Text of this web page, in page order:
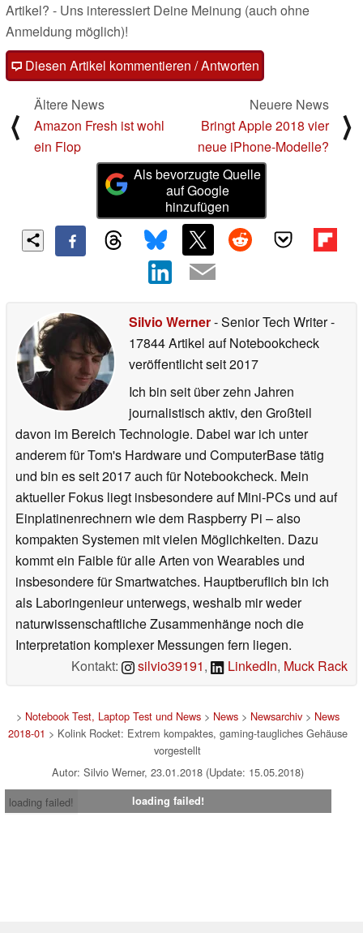
Artikel? - Uns interessiert Deine Meinung (auch ohne
Anmeldung möglich)!
Diesen Artikel kommentieren / Antworten
⟨
Ältere News
Amazon Fresh ist wohl
ein Flop
Neuere News
Bringt Apple 2018 vier
neue iPhone-Modelle?
⟩
Als bevorzugte Quelle
auf Google
hinzufügen
Silvio Werner- Senior Tech Writer-
17844 Artikel auf Notebookcheck
veröffentlichtseit 2017
Ich bin seit über zehn Jahren
journalistisch aktiv, den Großteil
davon im Bereich Technologie. Dabei war ich unter
anderem für Tom's Hardware und ComputerBase tätig
und bin es seit 2017 auch für Notebookcheck. Mein
aktueller Fokus liegt insbesondere auf Mini-PCs und auf
Einplatinenrechnern wie dem Raspberry Pi – also
kompakten Systemen mit vielen Möglichkeiten. Dazu
kommt ein Faible für alle Arten von Wearables und
insbesondere für Smartwatches. Hauptberuflich bin ich
als Laboringenieur unterwegs, weshalb mir weder
naturwissenschaftliche Zusammenhänge noch die
Interpretation komplexer Messungen fern liegen.
Kontakt:
silvio39191, LinkedIn, Muck Rack
> Notebook Test, Laptop Test und News> News> Newsarchiv> News
2018-01 > Kolink Rocket: Extrem kompaktes, gaming-taugliches Gehäuse
vorgestellt
Autor: Silvio Werner, 23.01.2018 (Update: 15.05.2018)
loading failed!
loading failed!